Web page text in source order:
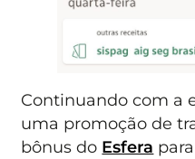
Continuando com a
uma promoção de
bônus do Esfera